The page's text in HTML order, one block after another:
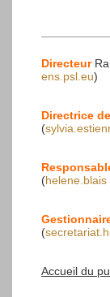
Directeur
ens.psl.eu)
Directrice
(
(helene.blais
(
Accueil du